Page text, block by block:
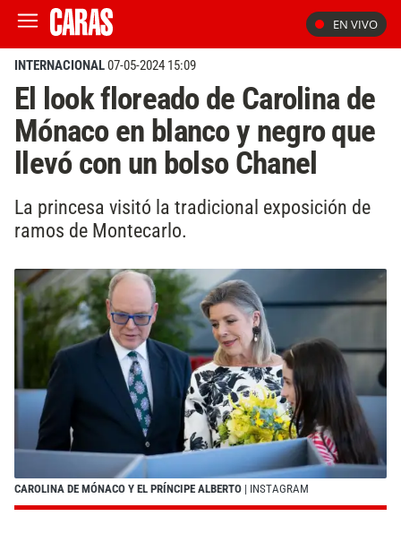
EN VIVO
INTERNACIONAL07-05-2024 15:09
El look floreado de Carolina de
Mónaco en blanco y negro que
llevó con un bolso Chanel
La princesa visitó la tradicional exposición de
ramos de Montecarlo.
CAROLINA DE MÓNACO Y EL PRÍNCIPE ALBERTO | INSTAGRAM